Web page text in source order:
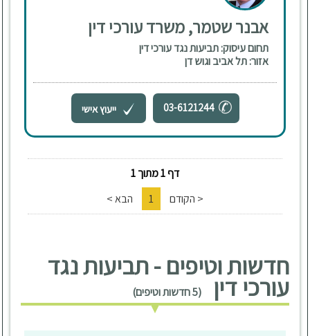
אבנר שטמר, משרד עורכי דין
תחום עיסוק: תביעות נגד עורכי דין
אזור: תל אביב וגוש דן
03-6121244 ייעוץ אישי
דף 1 מתוך 1
< הקודם
1 הבא >
חדשות וטיפים - תביעות נגד
עורכי דין (5 חדשות וטיפים)